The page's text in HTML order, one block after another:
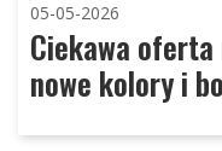
05-05-2026
Ciekawa
nowe kolory i